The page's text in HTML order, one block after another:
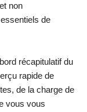
non
de
récapitulatif du
rapide de
de la charge de
vous vous